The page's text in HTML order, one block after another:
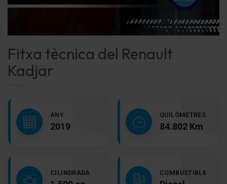
Fitxa tècnica del Renault
Kadjar
ANY
2019
QUILÒMETRES
84.802 Km
CILINDRADA COMBUSTIBLE